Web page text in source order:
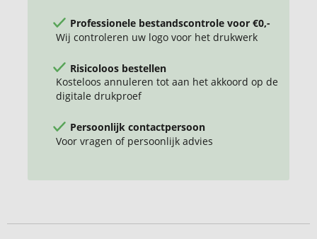
Professionele bestandscontrole voor €0,-
Wij controleren uw logo voor het drukwerk
Risicoloos bestellen
Kosteloos annuleren tot aan het akkoord op de
digitale drukproef
Persoonlijk contactpersoon
Voor vragen of persoonlijk advies